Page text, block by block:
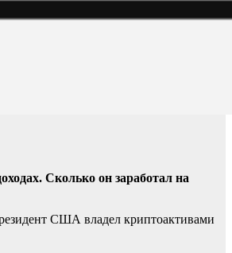
Сколько он заработал на
США владел криптоактивами